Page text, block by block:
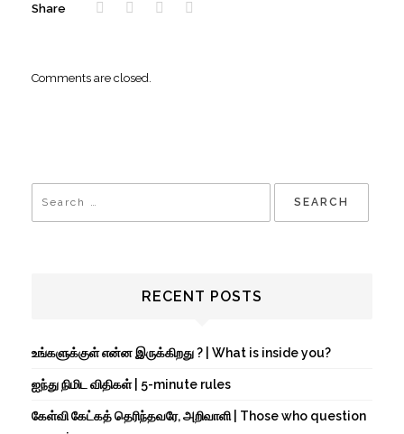
Share
Comments are closed.
RECENT POSTS
உங்களுக்குள் என்ன இருக்கிறது ? | What is inside you?
ஐந்து நிமிட விதிகள் | 5-minute rules
கேள்வி கேட்கத் தெரிந்தவரே, அறிவாளி | Those who question